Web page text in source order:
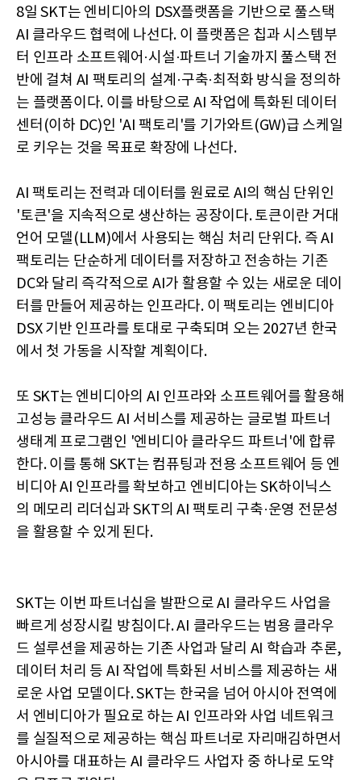
8일 SKT는 엔비디아의 DSX플랫폼을 기반으로 풀스택
AI 클라우드 협력에 나선다. 이 플랫폼은 칩과 시스템부
터 인프라 소프트웨어·시설·파트너 기술까지 풀스택 전
반에 걸쳐 AI 팩토리의 설계·구축·최적화 방식을 정의하
는 플랫폼이다. 이를 바탕으로 AI 작업에 특화된 데이터
센터(이하 DC)인 'AI 팩토리'를 기가와트(GW)급 스케일
로 키우는 것을 목표로 확장에 나선다.
AI 팩토리는 전력과 데이터를 원료로 AI의 핵심 단위인
'토큰'을 지속적으로 생산하는 공장이다. 토큰이란 거대
언어 모델(LLM)에서 사용되는 핵심 처리 단위다. 즉 AI
팩토리는 단순하게 데이터를 저장하고 전송하는 기존
DC와 달리 즉각적으로 AI가 활용할 수 있는 새로운 데이
터를 만들어 제공하는 인프라다. 이 팩토리는 엔비디아
DSX 기반 인프라를 토대로 구축되며 오는 2027년 한국
에서 첫 가동을 시작할 계획이다.
또 SKT는 엔비디아의 AI 인프라와 소프트웨어를 활용해
고성능 클라우드 AI 서비스를 제공하는 글로벌 파트너
생태계 프로그램인 '엔비디아 클라우드 파트너'에 합류
한다. 이를 통해 SKT는 컴퓨팅과 전용 소프트웨어 등 엔
비디아 AI 인프라를 확보하고 엔비디아는 SK하이닉스
의 메모리 리더십과 SKT의 AI 팩토리 구축·운영 전문성
을 활용할 수 있게 된다.
SKT는 이번 파트너십을 발판으로 AI 클라우드 사업을
빠르게 성장시킬 방침이다. AI 클라우드는 범용 클라우
드 설루션을 제공하는 기존 사업과 달리 AI 학습과 추론,
데이터 처리 등 AI 작업에 특화된 서비스를 제공하는 새
로운 사업 모델이다. SKT는 한국을 넘어 아시아 전역에
서 엔비디아가 필요로 하는 AI 인프라와 사업 네트워크
를 실질적으로 제공하는 핵심 파트너로 자리매김하면서
아시아를 대표하는 AI 클라우드 사업자 중 하나로 도약